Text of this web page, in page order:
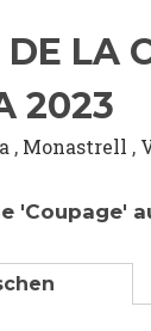
LA
2023
, Monastrell ,
'Coupage'